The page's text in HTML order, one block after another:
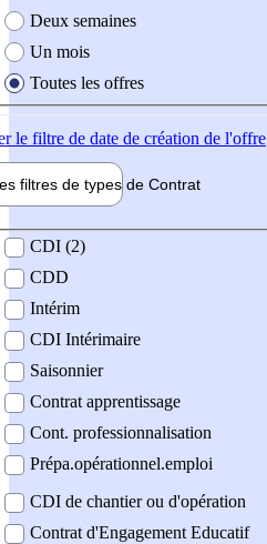
Deux semaines
Un mois
Toutes les offres
le filtre de date de création de l'offre
filtres de types de Contrat
contrat
CDI (2)
CDD
Intérim
CDI Intérimaire
Saisonnier
Contrat apprentissage
Cont. professionnalisation
Prépa.opérationnel.emploi
CDI de chantier ou d'opération
Contrat d'Engagement Educatif